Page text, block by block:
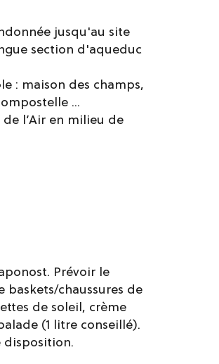
jusqu'au site
section d'aqueduc
: maison des champs,
...
l’Air en milieu de
Prévoir le
chaussures de
de soleil, crème
(1 litre conseillé).
disposition.